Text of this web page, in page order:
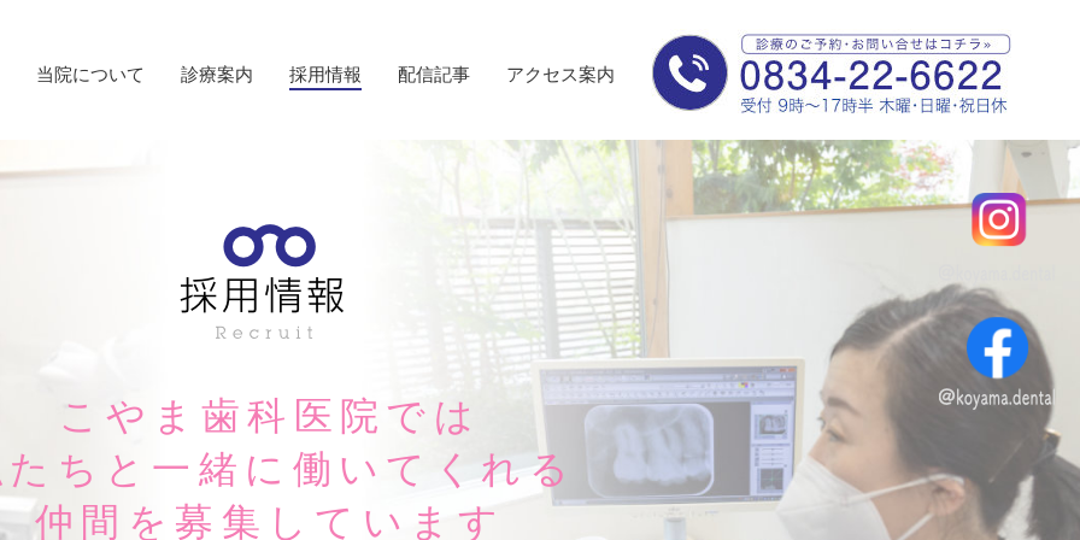
当院について 診療案内 採用情報 配信記事 アクセス案内
こやま歯科医院では
たちと一緒に働いてくれる
仲間を募集しています